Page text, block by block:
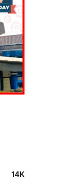
14K